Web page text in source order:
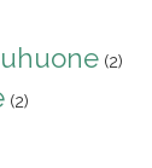
(2)
(2)